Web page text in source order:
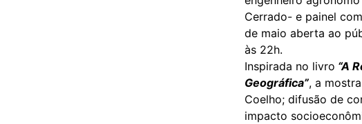
Cerrado- e painel
de maio aberta ao
às 22h.
Inspirada no livro “A
Geográfica”, a
Coelho; difusão de
impacto